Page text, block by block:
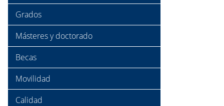
Grados
Másteres y doctorado
Becas
Movilidad
Calidad